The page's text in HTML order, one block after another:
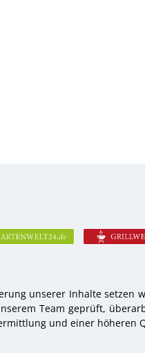
unserer Inhalte setzen
Team geprüft,
und einer höheren